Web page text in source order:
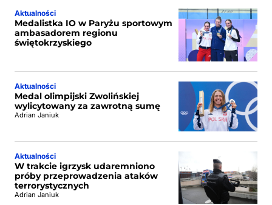
Aktualności
Medalistka IO w Paryżu sportowym
ambasadorem regionu
świętokrzyskiego
Aktualności
Medal olimpijski Zwolińskiej
wylicytowany za zawrotną sumę
Adrian Janiuk
Aktualności
W trakcie igrzysk udaremniono
próby przeprowadzenia ataków
terrorystycznych
Adrian Janiuk